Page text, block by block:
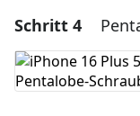
Kommentar
Schritt 4